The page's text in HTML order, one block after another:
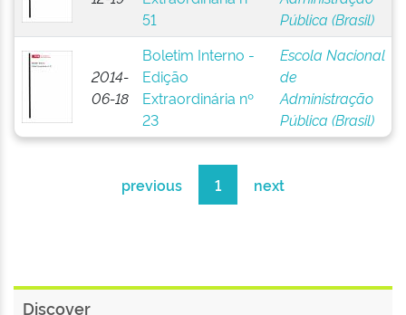
51
Pública (Brasil)
2014-
06-18
Boletim Interno -
Edição
Extraordinária nº
23
Escola Nacional
de
Administração
Pública (Brasil)
previous 1 next
Discover